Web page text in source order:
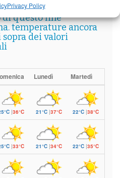
Privacy Policy
questo fine
temperature ancora
sopra dei valori
Lunedì Martedì
|36°C 21°C|37°C 22°C |38°C
|33°C 21°C|34°C 22°C |35°C